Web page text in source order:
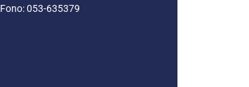
Fono: 053-635379